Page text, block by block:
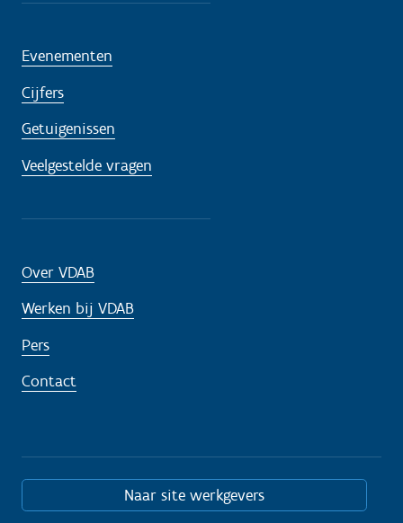
Evenementen
Cijfers
Getuigenissen
Veelgestelde vragen
Over VDAB
Werken bij VDAB
Pers
Contact
Naar site werkgevers